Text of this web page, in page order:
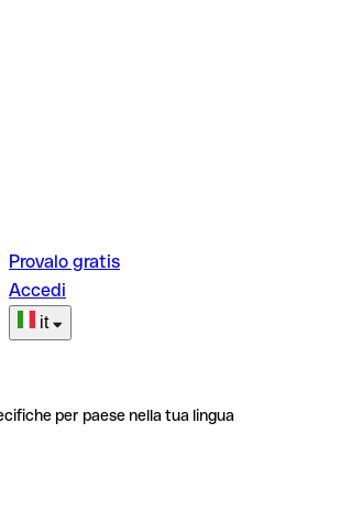
Provalo gratis
Accedi
it
per paese nella tua lingua